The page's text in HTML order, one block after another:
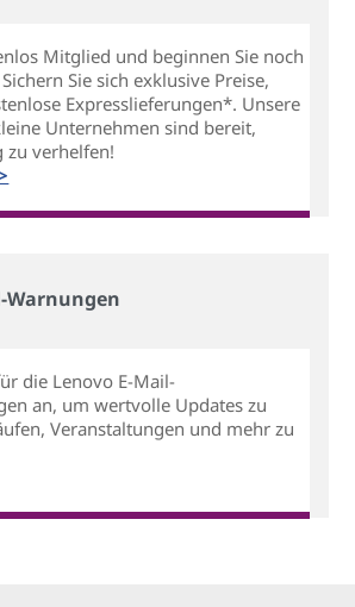
Mitglied und beginnen Sie noch
Sie sich exklusive Preise,
Expresslieferungen*. Unsere
Unternehmen sind bereit,
zu verhelfen!
Warnungen
die Lenovo E-Mail-
an, um wertvolle Updates zu
Veranstaltungen und mehr zu